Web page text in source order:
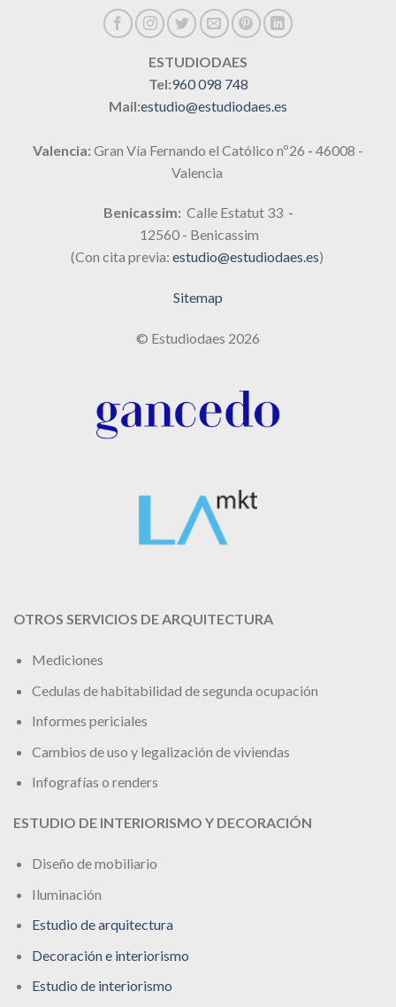
ESTUDIODAES
Tel:960 098 748
Mail:estudio@estudiodaes.es
Valencia: Gran Vía Fernando el Católico nº26 - 46008 -
Valencia
Benicassim: Calle Estatut 33 -
12560 - Benicassim
(Con cita previa: estudio@estudiodaes.es)
Sitemap
© Estudiodaes 2026
OTROS SERVICIOS DE ARQUITECTURA
Mediciones
Cedulas de habitabilidad de segunda ocupación
Informes periciales
Cambios de uso y legalización de viviendas
Infografías o renders
ESTUDIO DE INTERIORISMO Y DECORACIÓN
Diseño de mobiliario
Iluminación
Estudio de arquitectura
Decoración e interiorismo
Estudio de interiorismo